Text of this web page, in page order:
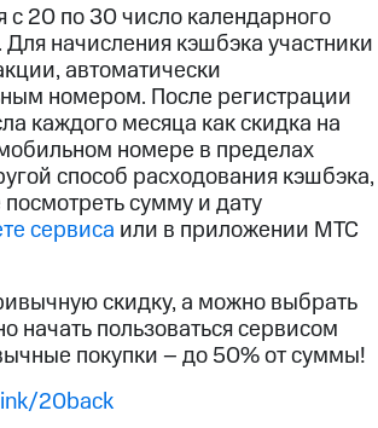
20 по 30 число календарного
начисления кэшбэка участники
автоматически
номером. После регистрации
каждого месяца как скидка на
номере в пределах
способ расходования кэшбэка,
сумму и дату
сервиса или в приложении МТС
скидку, а можно выбрать
начать пользоваться сервисом
покупки – до 50% от суммы!
20back